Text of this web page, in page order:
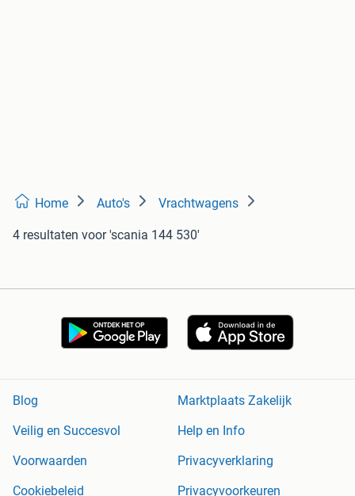
Home Auto's Vrachtwagens
4 resultaten voor 'scania 144 530'
Blog
Marktplaats Zakelijk
Veilig en Succesvol
Help en Info
Voorwaarden
Privacyverklaring
Cookiebeleid
Privacyvoorkeuren